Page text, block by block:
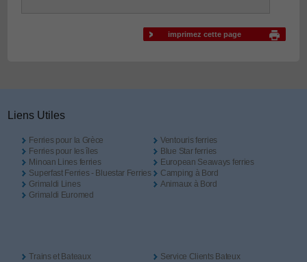
imprimez cette page
Liens Utiles
Ferries pour la Grèce
Ferries pour les îles
Minoan Lines ferries
Superfast Ferries - Bluestar Ferries
Grimaldi Lines
Grimaldi Euromed
Ventouris ferries
Blue Star ferries
European Seaways ferries
Camping à Bord
Animaux à Bord
Trains et Bateaux
Service Clients Bateux